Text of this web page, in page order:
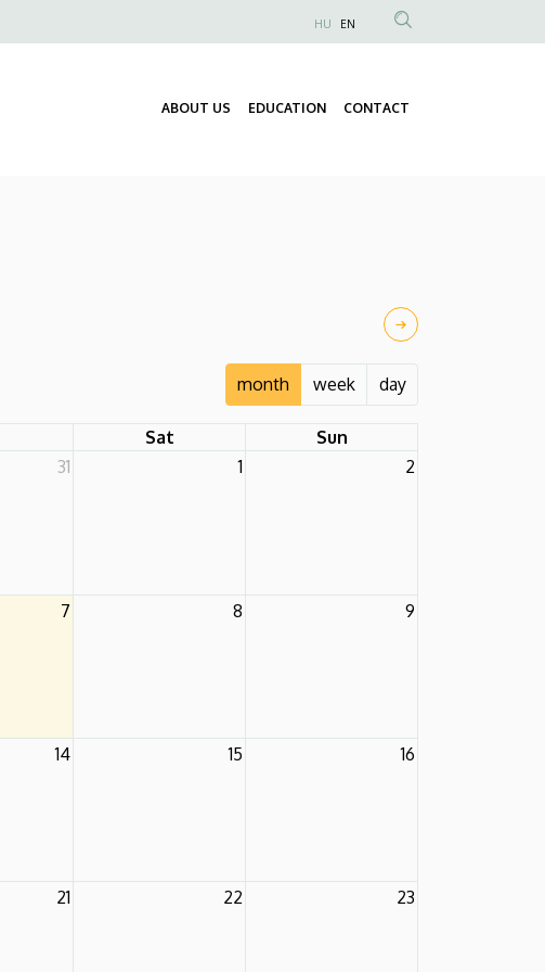
Anonim
fiók
HU EN
ABOUT US EDUCATION CONTACT
month week day
Sat
Sun
31 1 2
7 8 9
14 15 16
21 22 23